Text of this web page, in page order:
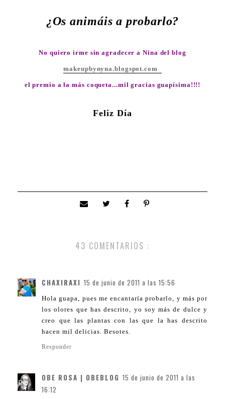
¿Os animáis a probarlo?
No quiero irme sin agradecer a Nina del blog
makeupbynyna.blogspot.com
el premio a la más coqueta...mil gracias guapísima!!!!
Feliz Día
43 COMENTARIOS :
CHAXIRAXI 15 de junio de 2011 a las 15:56
Hola guapa, pues me encantaría probarlo, y más por
los olores que has descrito, yo soy más de dulce y
creo que las plantas con las que la has descrito
hacen mil delicias. Besotes.
Responder
OBE ROSA | OBEBLOG 15 de junio de 2011 a las
16:12